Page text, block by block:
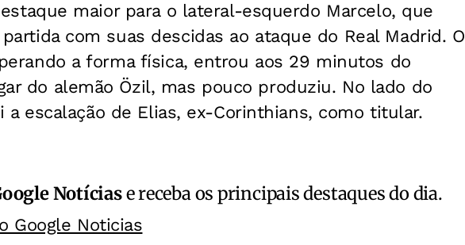
maior para o lateral-esquerdo Marcelo, que
com suas descidas ao ataque do Real Madrid. O
a forma física, entrou aos 29 minutos do
do alemão Özil, mas pouco produziu. No lado do
escalação de Elias, ex-Corinthians, como titular.
Notíciase receba os principais destaques do dia.
Google Noticias